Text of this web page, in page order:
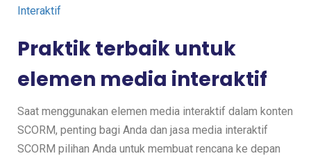
Interaktif
Praktik terbaik untuk
elemen media interaktif
Saat menggunakan elemen media interaktif dalam konten
SCORM, penting bagi Anda dan jasa media interaktif
SCORM pilihan Anda untuk membuat rencana ke depan